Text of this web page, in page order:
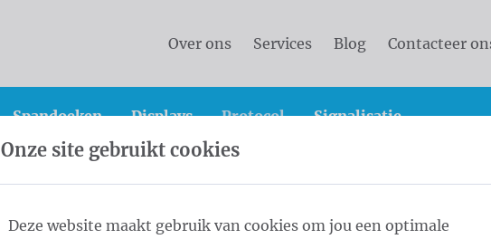
Over ons Services Blog Contacteer
Spandoeken Displays Protocol Signalisatie
Onze site gebruikt cookies
Deze website maakt gebruik van cookies om jou een optimale